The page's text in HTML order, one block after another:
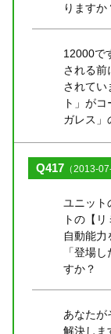
りますか
12000で
される前
されてい
ト」が
ガレス」
Q417 （2013-
ユニット
トの【
自動能力
「登場
すか？
あなたが
解決しま